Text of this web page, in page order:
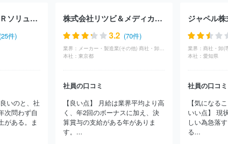
リー
マガシーク株式会社 株式会社クラモト
株式会社ミロク情
報サービス
株式会社オーダーチーズ 株式会社アデリー
アイド
ゥー株式会社
株式会社ライトテック
式会社ドリームファクトリー
株式会社パワーセラー
株式会社ベ
株式会社ヌマニウ・ウエスト
加茂川啓明電
ｃｏ
株式会社タナクロ
株式会社ＭＴＧ ＦＯＲＭＡＶＩＴＡ
有限会社福栓
グッドライブ株式会社
株式会社ベッドアンドマッ
トレス
株式会社ａｚｉ‐ａｚｉ 株式会社ケイディーシー
有限
ゴッドハンド株式会社
アチーブメントＨＲソリューションズ株式会社
件)
いのと、社
次問わず自
がある。ま
株式会社リツビ＆メディカランド
3.2 (70件)
業界：
メーカー・製造業(その他) 商社・卸(専門商社（建築・建材）) 小売り(流通・運輸) 小売り(家電・OA機器) 小売り(医薬品・化粧品) 医療・福祉(医療)
本社： 東京都
社員の口コミ
【良い点】 月給は業界平均より高
く、年2回のボーナスに加え、決
算賞与の支給がある年がありま
す。...
ジャペル
業界： 商社・卸(
本社： 愛知県
社員の口コミ
【気になる
いい点】 現
しい為急落
る...